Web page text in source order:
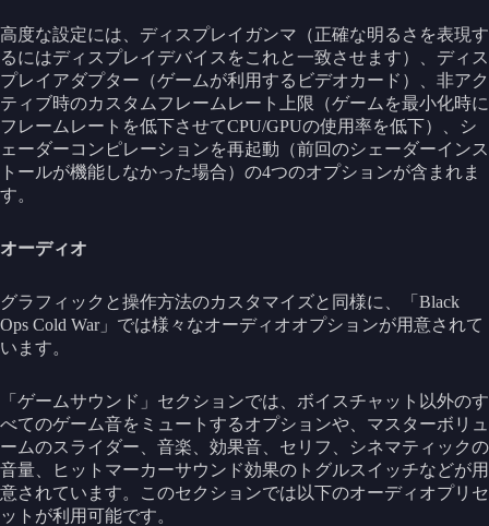
高度な設定には、ディスプレイガンマ（正確な明るさを表現す
るにはディスプレイデバイスをこれと一致させます）、ディス
プレイアダプター（ゲームが利用するビデオカード）、非アク
ティブ時のカスタムフレームレート上限（ゲームを最小化時に
フレームレートを低下させてCPU/GPUの使用率を低下）、シ
ェーダーコンピレーションを再起動（前回のシェーダーインス
トールが機能しなかった場合）の4つのオプションが含まれま
す。
オーディオ
グラフィックと操作方法のカスタマイズと同様に、「Black
Ops Cold War」では様々なオーディオオプションが用意されて
います。
「ゲームサウンド」セクションでは、ボイスチャット以外のす
べてのゲーム音をミュートするオプションや、マスターボリュ
ームのスライダー、音楽、効果音、セリフ、シネマティックの
音量、ヒットマーカーサウンド効果のトグルスイッチなどが用
意されています。このセクションでは以下のオーディオプリセ
ットが利用可能です。